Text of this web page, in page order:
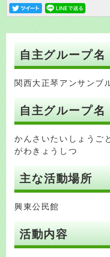
自主グループ名
関西大正琴アンサン
自主グループ名
かんさいたいしょう
がわきょうしつ
主な活動場所
興東公民館
活動内容